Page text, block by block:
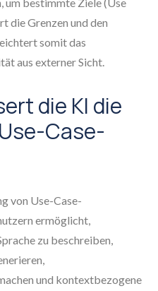
die Grenzen und den
somit das
aus externer Sicht.
die KI die
Case-
von Use-Case-
ermöglicht,
zu beschreiben,
und kontextbezogene